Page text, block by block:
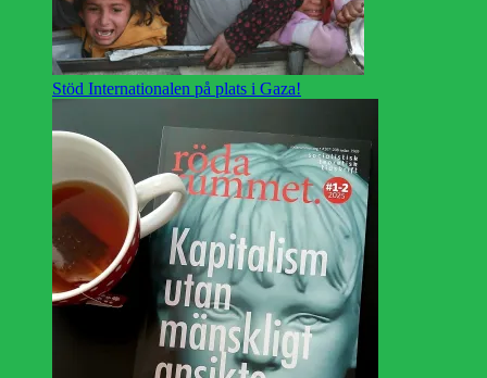
Stöd Internationalen på plats i Gaza!